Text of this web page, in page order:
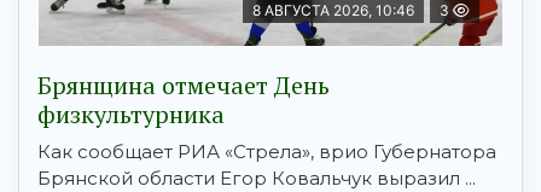
8 АВГУСТА 2026, 10:46 3
Брянщина отмечает День
физкультурника
Как сообщает РИА «Стрела», врио Губернатора
Брянской области Егор Ковальчук выразил ...